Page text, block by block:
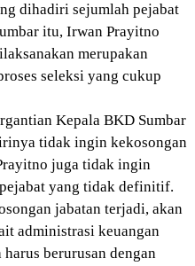
dihadiri sejumlah pejabat
itu, Irwan Prayitno
merupakan
seleksi yang cukup
Kepala BKD Sumbar
tidak ingin kekosongan
juga tidak ingin
yang tidak definitif.
jabatan terjadi, akan
administrasi keuangan
berurusan dengan